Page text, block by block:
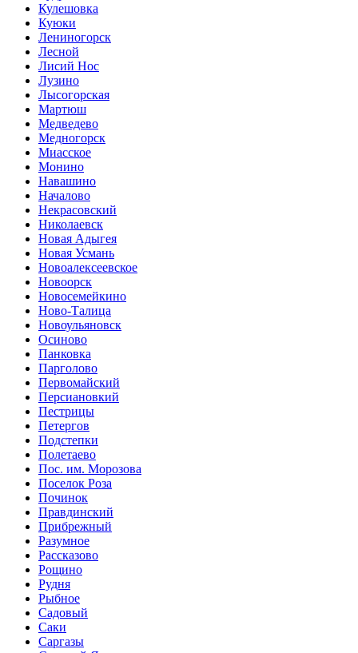
Кулешовка
Куюки
Лениногорск
Лесной
Лисий Нос
Лузино
Лысогорская
Мартюш
Медведево
Медногорск
Миасское
Монино
Навашино
Началово
Некрасовский
Николаевск
Новая Адыгея
Новая Усмань
Новоалексеевское
Новоорск
Новосемейкино
Ново-Талица
Новоульяновск
Осиново
Панковка
Парголово
Первомайский
Персиановкий
Пестрицы
Петергов
Подстепки
Полетаево
Пос. им. Морозова
Поселок Роза
Починок
Правдинский
Прибрежный
Разумное
Рассказово
Рощино
Рудня
Рыбное
Садовый
Саки
Саргазы